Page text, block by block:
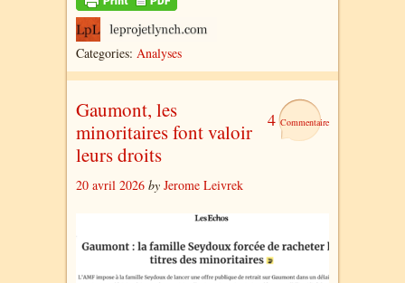
Categories: Analyses
4
Gaumont, les
minoritaires font valoir
leurs droits
20 avril 2026 by Jerome Leivrek